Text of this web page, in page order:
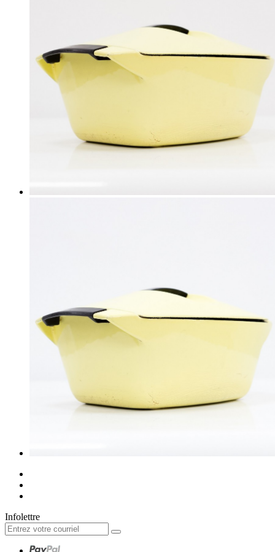
Infolettre